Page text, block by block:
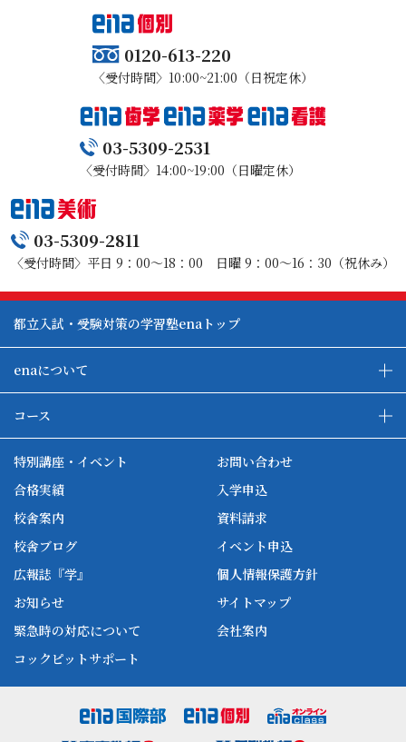
(入塾申込み後のクーリング・オフ等)
第7条 甲は、入学申し込みフォームを受領した日から起
算して8日間は書面によって契約を解除することができま
2 前項の契約の解除は、甲が契約を解除する旨を記載し
た書面を発信した時より成立します。
3 特定継続的役務提供契約の解除に関する事項で、乙が
不実の事を告げる行為をした事により誤認し契約の解除
を行わなかった場合には、新たにクーリング・オフがで
きる旨を記載した書面を交付した日から換算して8日を経
ます。
第8条 前条による契約の解除については、手数料は不要
既に引き渡された教材(関連商品)の引取りに要する費
はありません。
既に代金又は対価の一部又は全部を支払っている場合
は、速やかにその金額の返還を受けることができます。
(中途解約)
第9条 乙は、第7条第一項に定める期間の経過後、甲から
る場合には、550円の事務手数料を差し引いて返還する
ものとします。
2 実施済の授業の対価については返還できません。
4 第一項の契約の解除があった場合、乙が関連商品の販
売又はその代理もしくは媒介を行っているときは、甲は
７．中途解約に関する事項
クーリング・オフ期間経過後においても、特定継続的役
務提供等契約を解除（中途解約）することができます。
前受金をいただいている場合は全額返還するものとしま
を超えない範囲で解約損料を請求いたします。
Ａ．契約の解除が役務提供開始前である場合、事務手数
料として550 円
Ｂ．契約の解除が役務提供開始後である場合（a とb の
合計額）
ａ 提供された特定継続的役務の対価に相当する額。役務
の単価の単位は（月・回数）をもって計算するものとし
ます。
550 円
８．割賦販売法に基づく抗弁権の接続に関する事項
割賦販売は取り扱っておりません。
９．前受金の保全に関する事項
10．特約があるときは、その内容
春・夏・冬の特別講習は別契約になります。
⑸ 個人情報の開示・訂正・削除及び利用停止等
個人情報の開示・訂正・削除及び利用停止をご自身から
依頼された場合は、業務の遂行に著しい支障をきたす場
合、又は個人の生命・身体・財産その他の権利利益を害
0120-613-220
〈受付時間〉10:00~21:00（日祝定休）
03-5309-2531
〈受付時間〉14:00~19:00（日曜定休）
03-5309-2811
〈受付時間〉平日 9：00～18：00 日曜 9：00～16：30（祝休み）
都立入試・受験対策の学習塾enaトップ
enaについて
ena本部について
ena国立タワー竣工
ena-base
新開校
コース
特別講座・イベント
合格実績
校舎案内
校舎ブログ
広報誌『学』
お知らせ
緊急時の対応について
コックピットサポート
お問い合わせ
入学申込
資料請求
イベント申込
個人情報保護方針
サイトマップ
会社案内